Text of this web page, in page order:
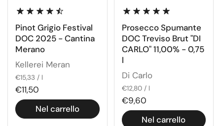
Pinot Grigio Festival
DOC 2025 - Cantina
Merano
Kellerei Meran
€15,33 / l
€11,50
Nel carrello
Prosecco Spumante
DOC Treviso Brut "DI
CARLO" 11,00% - 0,75
l
Di Carlo
€12,80 / l
€9,60
Nel carrello